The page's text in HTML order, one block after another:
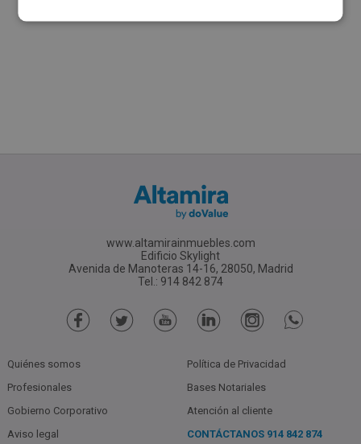
www.altamirainmuebles.com
Edificio Skylight
Avenida de Manoteras 14-16, 28050, Madrid
Tel.: 914 842 874
Quiénes somos
Profesionales
Gobierno Corporativo
Aviso legal
Política de Privacidad
Bases Notariales
Atención al cliente
CONTÁCTANOS 914 842 874